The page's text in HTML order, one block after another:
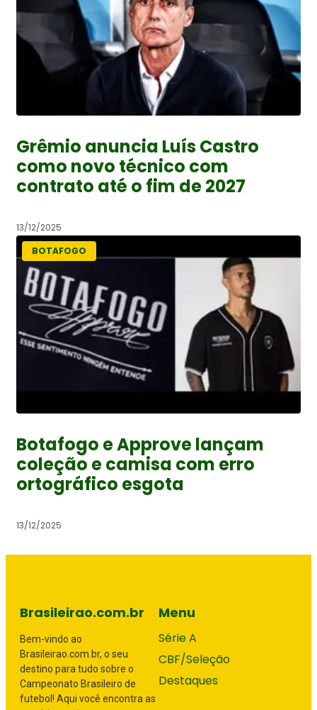
Grêmio anuncia Luís Castro
como novo técnico com
contrato até o fim de 2027
13/12/2025
BOTAFOGO
Botafogo e Approve lançam
coleção e camisa com erro
ortográfico esgota
13/12/2025
Brasileirao.com.br
Bem-vindo ao
Brasileirao.com.br, o seu
destino para tudo sobre o
Campeonato Brasileiro de
futebol! Aqui você encontra as
Menu
Série A
CBF/Seleção
Destaques